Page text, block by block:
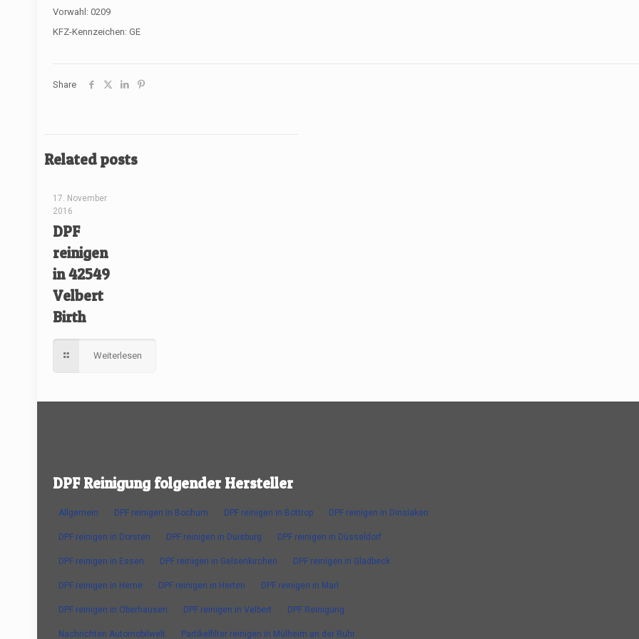
Vorwahl: 0209
KFZ-Kennzeichen: GE
Share
Related posts
17. November
2016
DPF
reinigen
in 42549
Velbert
Birth
Weiterlesen
DPF Reinigung folgender Hersteller
Allgemein DPF reinigen in Bochum DPF reinigen in Bottrop DPF reinigen in Dinslaken
DPF reinigen in Dorsten DPF reinigen in Duisburg DPF reinigen in Düsseldorf
DPF reinigen in Essen DPF reinigen in Gelsenkirchen DPF reinigen in Gladbeck
DPF reinigen in Herne DPF reinigen in Herten DPF reinigen in Marl
DPF reinigen in Oberhausen DPF reinigen in Velbert DPF Reinigung
Nachrichten Automobilwelt Partikelfilter reinigen in Mülheim an der Ruhr